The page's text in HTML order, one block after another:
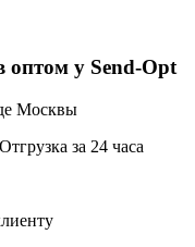
оптом у Send-Opt
Москвы
за 24 часа